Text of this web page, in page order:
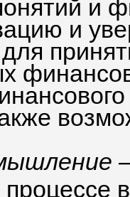
и
и
процессе